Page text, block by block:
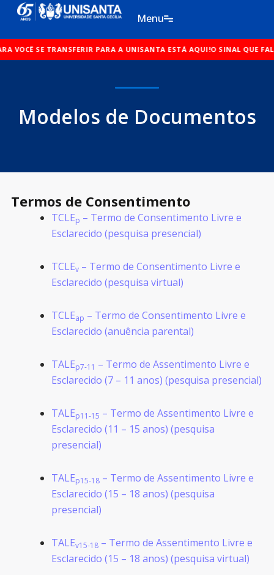
o
conteúdo
Menu
PARA A UNISANTA ESTÁ AQUI!O SINAL QUE FALTAVA PARA
Modelos de Documentos
Termos de Consentimento
TCLEp – Termo de Consentimento Livre e
Esclarecido (pesquisa presencial)
TCLEv – Termo de Consentimento Livre e
Esclarecido (pesquisa virtual)
TCLEap – Termo de Consentimento Livre e
Esclarecido (anuência parental)
TALEp7-11 – Termo de Assentimento Livre e
Esclarecido (7 – 11 anos) (pesquisa presencial)
TALEp11-15 – Termo de Assentimento Livre e
Esclarecido (11 – 15 anos) (pesquisa
presencial)
TALEp15-18 – Termo de Assentimento Livre e
Esclarecido (15 – 18 anos) (pesquisa
presencial)
TALEv15-18 – Termo de Assentimento Livre e
Esclarecido (15 – 18 anos) (pesquisa virtual)